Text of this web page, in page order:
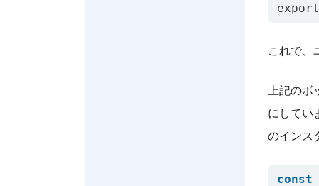
これで、
上記の
にしてい
のインス
const